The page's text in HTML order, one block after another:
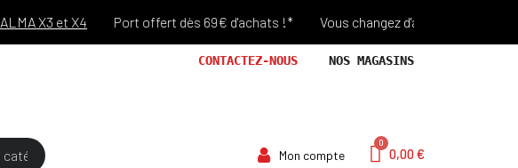
X3 et X4 Port offert dès 69€ d'achats !* Vous changez d'avis? Retour Offert
CONTACTEZ-NOUS NOS MAGASINS
Mon compte 0,00 €